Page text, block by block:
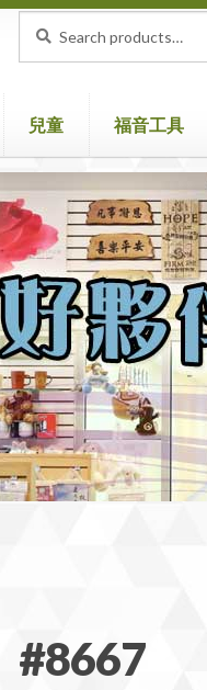
for:
兒童 福音工具
聖經機 首頁 聖經
#8667